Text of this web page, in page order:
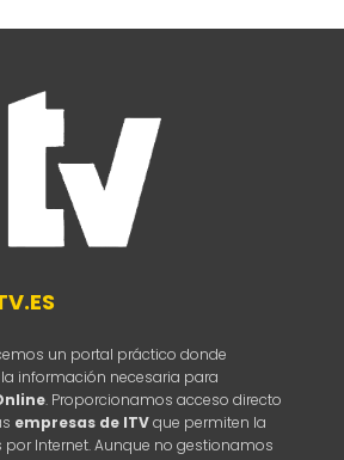
un portal práctico donde
información necesaria para
. Proporcionamos acceso directo
empresas de ITVque permiten la
por Internet. Aunque no gestionamos